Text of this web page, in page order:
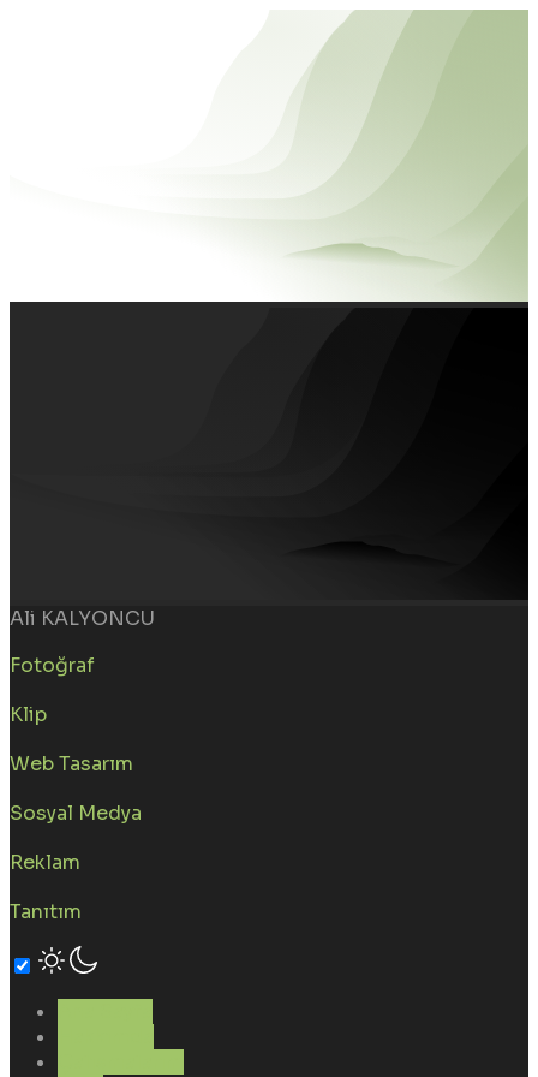
Ali KALYONCU
Fotoğraf
Klip
Web Tasarım
Sosyal Medya
Reklam
Tanıtım